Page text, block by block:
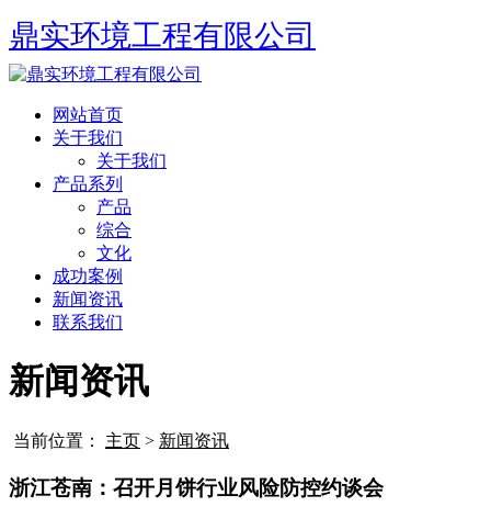
鼎实环境工程有限公司
网站首页
关于我们
关于我们
产品系列
产品
综合
文化
成功案例
新闻资讯
联系我们
新闻资讯
当前位置： 主页 > 新闻资讯
浙江苍南：召开月饼行业风险防控约谈会